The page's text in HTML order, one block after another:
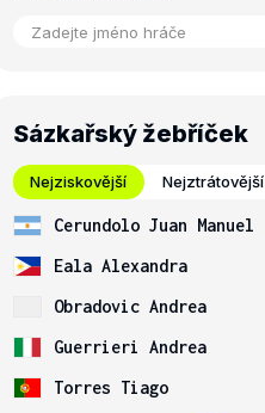
Sázkařský žebříček
Nejziskovější Nejztrátovější
Cerundolo Juan Manuel
Eala Alexandra
Obradovic Andrea
Guerrieri Andrea
Torres Tiago